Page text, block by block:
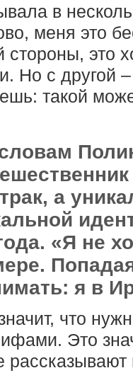
в
меня это
стороны, это
Но с другой
такой
а
«Я не
я в
что
Это